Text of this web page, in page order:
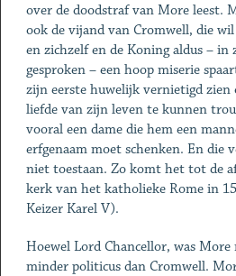
over de doodstraf van More leest.
ook de vijand van Cromwell, die
en zichzelf en de Koning aldus – in
gesproken – een hoop miserie
zijn eerste huwelijk vernietigd zien
liefde van zijn leven te kunnen
vooral een dame die hem een
erfgenaam moet schenken. En die
niet toestaan. Zo komt het tot de
kerk van het katholieke Rome in
Keizer Karel V).
Hoewel Lord Chancellor, was More
minder politicus dan Cromwell.